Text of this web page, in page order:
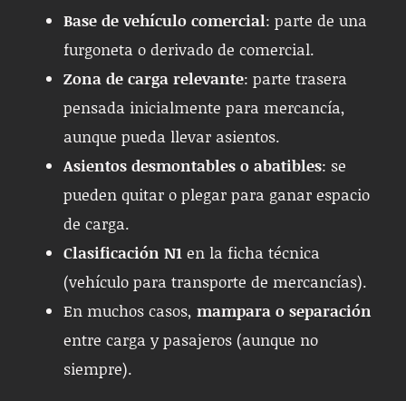
Base de vehículo comercial: parte de una
furgoneta o derivado de comercial.
Zona de carga relevante: parte trasera
pensada inicialmente para mercancía,
aunque pueda llevar asientos.
Asientos desmontables o abatibles: se
pueden quitar o plegar para ganar espacio
de carga.
Clasificación N1 en la ficha técnica
(vehículo para transporte de mercancías).
En muchos casos, mampara o separación
entre carga y pasajeros (aunque no
siempre).